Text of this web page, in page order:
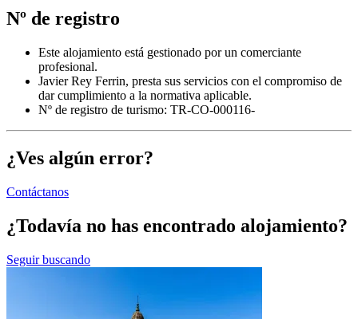
Nº de registro
Este alojamiento está gestionado por un comerciante
profesional.
Javier Rey Ferrin, presta sus servicios con el compromiso de
dar cumplimiento a la normativa aplicable.
Nº de registro de turismo: TR-CO-000116-
¿Ves algún error?
Contáctanos
¿Todavía no has encontrado alojamiento?
Seguir buscando